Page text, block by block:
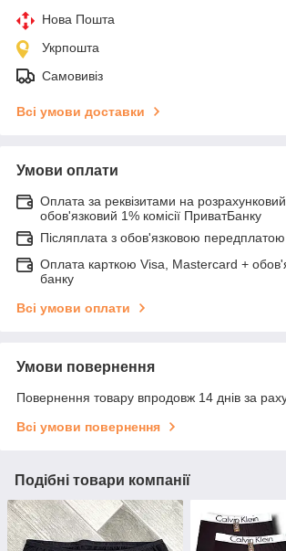
Нова Пошта
Укрпошта
Самовивіз
Всі умови доставки
Умови оплати
Оплата за реквізитами на
обов'язковий 1% комісії ПриватБанку
Післяплата з обов'язковою
Оплата карткою Visa, Mastercard +
банку
Всі умови оплати
Умови повернення
Повернення товару впродовж 14 днів за
Всі умови повернення
Подібні товари компанії